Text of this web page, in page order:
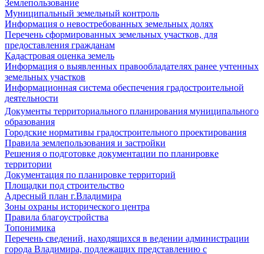
Землепользование
Муниципальный земельный контроль
Информация о невостребованных земельных долях
Перечень сформированных земельных участков, для
предоставления гражданам
Кадастровая оценка земель
Информация о выявленных правообладателях ранее учтенных
земельных участков
Информационная система обеспечения градостроительной
деятельности
Документы территориального планирования муниципального
образования
Городские нормативы градостроительного проектирования
Правила землепользования и застройки
Решения о подготовке документации по планировке
территории
Документация по планировке территорий
Площадки под строительство
Адресный план г.Владимира
Зоны охраны исторического центра
Правила благоустройства
Топонимика
Перечень сведений, находящихся в ведении администрации
города Владимира, подлежащих представлению с